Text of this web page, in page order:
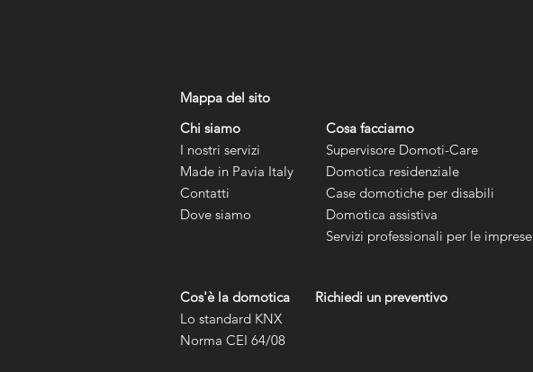
Mappa del sito
Chi siamo
I nostri servizi
Made in Pavia Italy
Contatti
Dove siamo
Cosa facciamo
Supervisore Domoti-Care
Domotica residenziale
Case domotiche per disabili
Domotica assistiva
Servizi professionali per le imprese
Cos'è la domotica
Richiedi un preventivo
Lo standard KNX
Norma CEI 64/08